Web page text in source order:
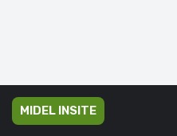
MIDEL INSITE